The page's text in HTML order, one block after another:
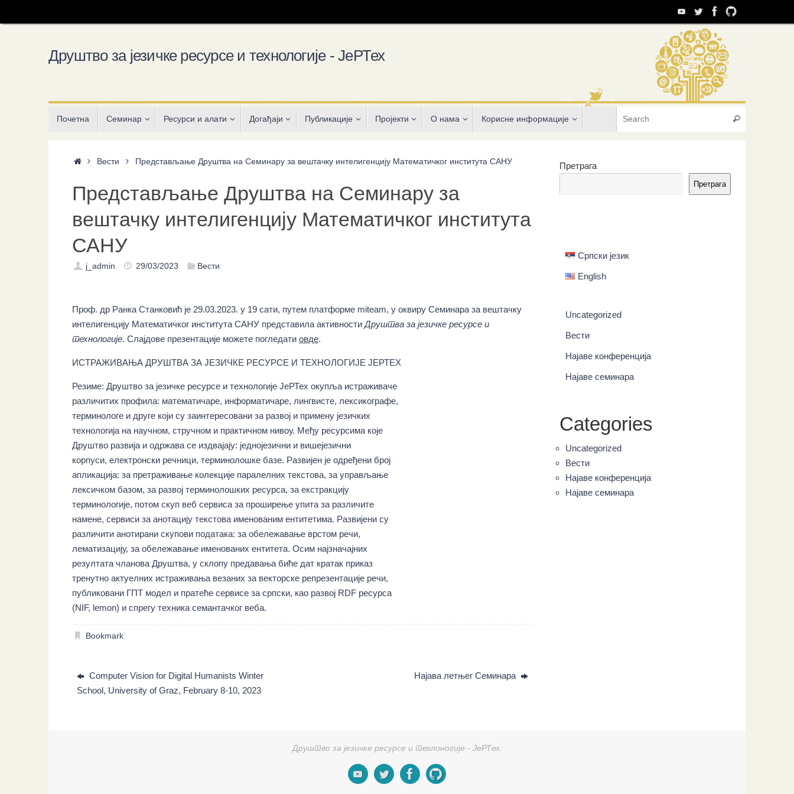
to
Друштво за језичке ресурсе и технологије - ЈеРТех
Почетна Семинар Ресурси и алати Догађаји Публикације Пројекти О нама Корисне информације Search
HomeВести Представљање Друштва на Семинару за вештачку интелигенцију Математичког института САНУ
Представљање Друштва на Семинару за
вештачку интелигенцију Математичког института
САНУ
j_admin 29/03/2023 Вести
Проф. др Ранка Станковић је 29.03.2023. у 19 сати, путем платформе miteam, у оквиру Семинара за вештачку
интелигенцију Математичког института САНУ представила активности Друштва за језичке ресурсе и
технологије. Слајдове презентације можете погледати овде.
ИСТРАЖИВАЊА ДРУШТВА ЗА ЈЕЗИЧКЕ РЕСУРСЕ И ТЕХНОЛОГИЈЕ ЈЕРТЕХ
Резиме: Друштво за језичке ресурсе и технологије ЈеРТех окупља истраживаче
различитих профила: математичаре, информатичаре, лингвисте, лексикографе,
терминологе и друге који су заинтересовани за развој и примену језичких
технологија на научном, стручном и практичном нивоу. Међу ресурсима које
Друштво развија и одржава се издвајају: једнојезични и вишејезични
корпуси, електронски речници, терминолошке базе. Развијен је одређени број
апликација: за претраживање колекције паралелних текстова, за управљање
лексичком базом, за развој терминолошких ресурса, за екстракцију
терминологије, потом скуп веб сервиса за проширење упита за различите
намене, сервиси за анотацију текстова именованим ентитетима. Развијени су
различити анотирани скупови података: за обележавање врстом речи,
лематизацију, за обележавање именованих ентитета. Осим најзначајних
резултата чланова Друштва, у склопу предавања биће дат кратак приказ
тренутно актуелних истраживања везаних за векторске репрезентације речи,
публиковани ГПТ модел и пратеће сервисе за српски, као развој RDF ресурса
(NIF, lemon) и спрегу техника семантачког веба.
Bookmark
Computer Vision for Digital Humanists Winter
School, University of Graz, February 8-10, 2023
Најава летњег Семинара
Претрага
Претрага
Српски језик
English
Uncategorized
Вести
Најаве конференција
Најаве семинара
Categories
Uncategorized
Вести
Најаве конференција
Најаве семинара
Друштво за језичке ресурсе и техлоногије - ЈеРТех.